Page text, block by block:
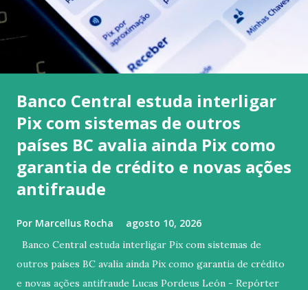
Banco Central estuda interligar
Pix com sistemas de outros
países BC avalia ainda Pix como
garantia de crédito e novas ações
antifraude
Por Marcellus Rocha agosto 10, 2026
Banco Central estuda interligar Pix com sistemas de
outros países BC avalia ainda Pix como garantia de crédito
e novas ações antifraude Lucas Pordeus León - Repórter